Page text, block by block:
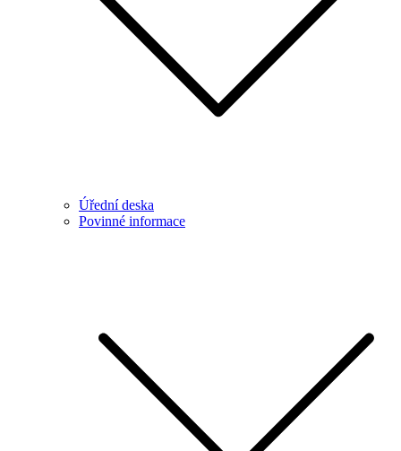
Úřední deska
Povinné informace